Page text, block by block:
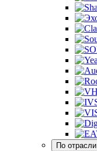
По отрасли